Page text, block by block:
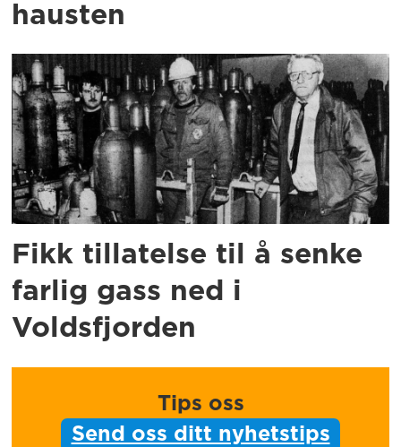
hausten
Fikk tillatelse til å senke
farlig gass ned i
Voldsfjorden
Tips oss
Send oss ditt nyhetstips